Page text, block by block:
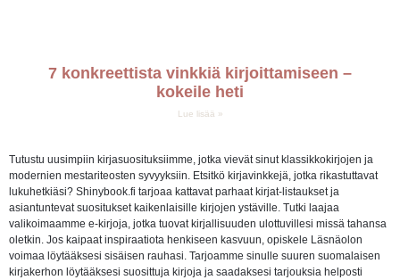
7 konkreettista vinkkiä kirjoittamiseen –
kokeile heti
Lue lisää »
Tutustu uusimpiin kirjasuosituksiimme, jotka vievät sinut klassikkokirjojen ja
modernien mestariteosten syvyyksiin. Etsitkö kirjavinkkejä, jotka rikastuttavat
lukuhetkiäsi? Shinybook.fi tarjoaa kattavat parhaat kirjat-listaukset ja
asiantuntevat suositukset kaikenlaisille kirjojen ystäville. Tutki laajaa
valikoimaamme e-kirjoja, jotka tuovat kirjallisuuden ulottuvillesi missä tahansa
oletkin. Jos kaipaat inspiraatiota henkiseen kasvuun, opiskele Läsnäolon
voimaa löytääksesi sisäisen rauhasi. Tarjoamme sinulle suuren suomalaisen
kirjakerhon löytääksesi suosittuja kirjoja ja saadaksesi tarjouksia helposti